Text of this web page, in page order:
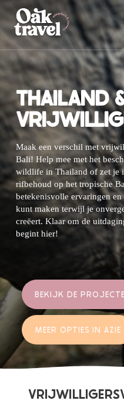
main
content
THAILAND
Maak een verschil met
Bali! Help mee met het
wildlife in Thailand of zet je
rifbehoud op het tropische
betekenisvolle ervaringen
kunt maken terwijl je
creëert. Klaar om de
begint hier!
BEKIJK DE
MEER OPTIES IN AZIE